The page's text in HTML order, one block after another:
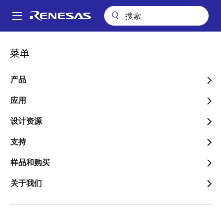
到
Main
菜单
产品
应用
设计资源
支持
样品和购买
关于我们
面
包
屑
e² studio Tips - Easy Way to Check IO Register Specification
e² studio Tips - Easy Way
to Check IO Register
Specification (Using
Smart Manual)
2022年3月25日
关于此视频